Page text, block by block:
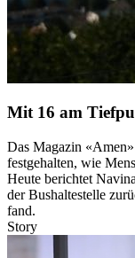
Mit 16 am
Das Magazin
festgehalten, wie
Heute berichtet
der Bushaltestelle
fand.
Story